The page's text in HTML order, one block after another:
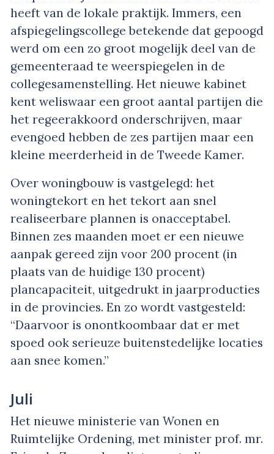
heeft van de lokale praktijk. Immers, een
afspiegelingscollege betekende dat gepoogd
werd om een zo groot mogelijk deel van de
gemeenteraad te weerspiegelen in de
collegesamenstelling. Het nieuwe kabinet
kent weliswaar een groot aantal partijen die
het regeerakkoord onderschrijven, maar
evengoed hebben de zes partijen maar een
kleine meerderheid in de Tweede Kamer.
Over woningbouw is vastgelegd: het
woningtekort en het tekort aan snel
realiseerbare plannen is onacceptabel.
Binnen zes maanden moet er een nieuwe
aanpak gereed zijn voor 200 procent (in
plaats van de huidige 130 procent)
plancapaciteit, uitgedrukt in jaarproducties
in de provincies. En zo wordt vastgesteld:
“Daarvoor is onontkoombaar dat er met
spoed ook serieuze buitenstedelijke locaties
aan snee komen.”
Juli
Het nieuwe ministerie van Wonen en
Ruimtelijke Ordening, met minister prof. mr.